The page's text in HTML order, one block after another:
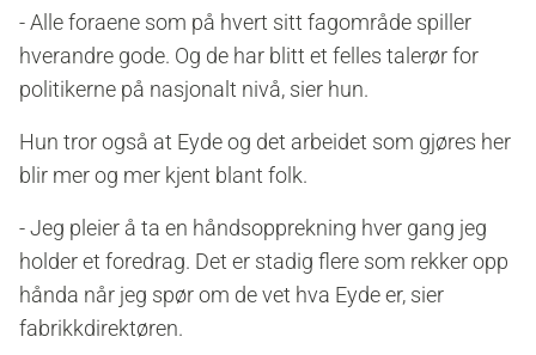
- Alle foraene som på hvert sitt fagområde spiller
hverandre gode. Og de har blitt et felles talerør for
politikerne på nasjonalt nivå, sier hun.
Hun tror også at Eyde og det arbeidet som gjøres her
blir mer og mer kjent blant folk.
- Jeg pleier å ta en håndsopprekning hver gang jeg
holder et foredrag. Det er stadig flere som rekker opp
hånda når jeg spør om de vet hva Eyde er, sier
fabrikkdirektøren.